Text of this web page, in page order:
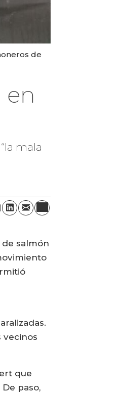
de
en
mala
salmón
vecinos
que
paso,